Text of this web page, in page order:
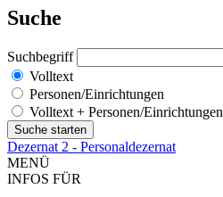
Suche
Suchbegriff
Volltext
Personen/Einrichtungen
Volltext + Personen/Einrichtungen
Dezernat 2 - Personaldezernat
MENÜ
INFOS FÜR